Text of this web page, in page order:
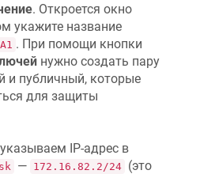
. Откроется окно
укажите название
. При помощи кнопки
нужно создать пару
и публичный, которые
для защиты
указываем IP-адрес в
— 172.16.82.2/24 (это